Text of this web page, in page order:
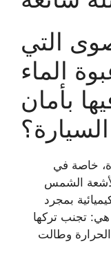
التي
الماء
بأمان
خاصة في
الشمس
بمجرد
هي: تجنب تركها
وطالت